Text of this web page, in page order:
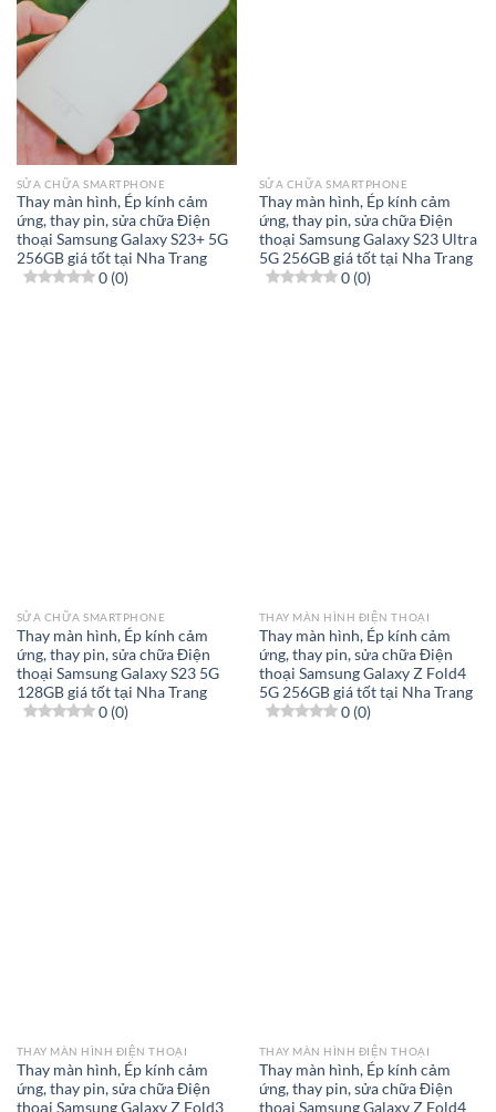
SỬA CHỮA SMARTPHONE
Thay màn hình, Ép kính cảm
ứng, thay pin, sửa chữa Điện
thoại Samsung Galaxy S23+ 5G
256GB giá tốt tại Nha Trang
0 (0)
SỬA CHỮA SMARTPHONE
Thay màn hình, Ép kính cảm
ứng, thay pin, sửa chữa Điện
thoại Samsung Galaxy S23 Ultra
5G 256GB giá tốt tại Nha Trang
0 (0)
SỬA CHỮA SMARTPHONE
Thay màn hình, Ép kính cảm
ứng, thay pin, sửa chữa Điện
thoại Samsung Galaxy S23 5G
128GB giá tốt tại Nha Trang
0 (0)
THAY MÀN HÌNH ĐIỆN THOẠI
Thay màn hình, Ép kính cảm
ứng, thay pin, sửa chữa Điện
thoại Samsung Galaxy Z Fold4
5G 256GB giá tốt tại Nha Trang
0 (0)
THAY MÀN HÌNH ĐIỆN THOẠI
Thay màn hình, Ép kính cảm
ứng, thay pin, sửa chữa Điện
thoại Samsung Galaxy Z Fold3
THAY MÀN HÌNH ĐIỆN THOẠI
Thay màn hình, Ép kính cảm
ứng, thay pin, sửa chữa Điện
thoại Samsung Galaxy Z Fold4